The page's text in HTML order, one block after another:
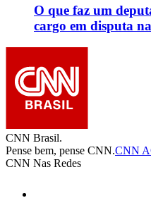
O que faz um
cargo em disputa
CNN Brasil.
Pense bem, pense CNN.CNN
CNN Nas Redes